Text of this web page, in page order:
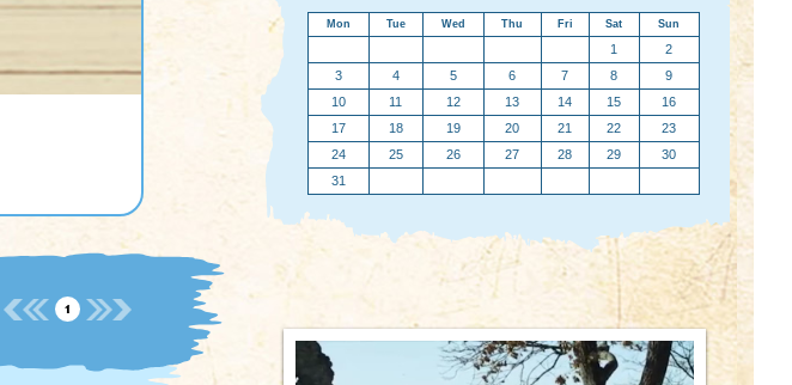
1
Mon Tue Wed Thu Fri Sat Sun
1
2
3
4 5 6 7 8
9
10
11 12 13 14 15
16
17
18 19 20 21 22
23
24
25 26 27 28 29
30
31